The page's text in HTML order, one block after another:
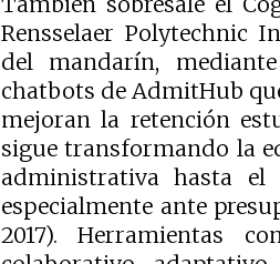
Rensselaer Polytechnic
del mandarín,
chatbots de AdmitHub
mejoran la retención
sigue transformando la
administrativa hasta el
especialmente ante
2017). Herramientas